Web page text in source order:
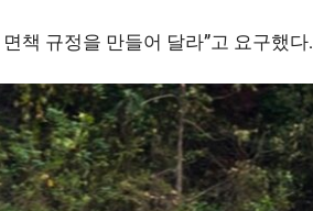
책 규정을 만들어 달라”고 요구했다.